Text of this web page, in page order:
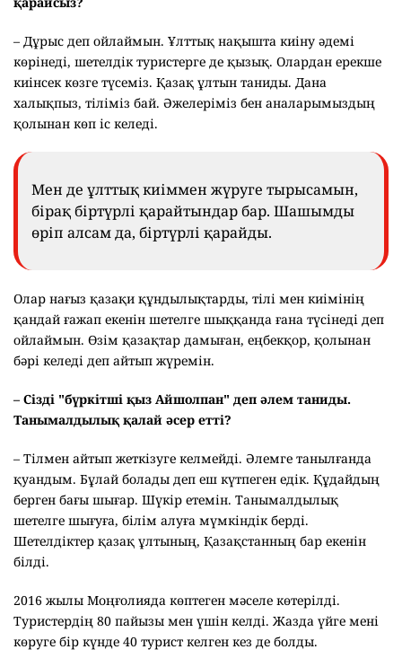
– Дұрыс деп ойлаймын. Ұлттық нақышта киіну әдемі
көрінеді, шетелдік туристерге де қызық. Олардан ерекше
киінсек көзге түсеміз. Қазақ ұлтын таниды. Дана
халықпыз, тіліміз бай. Әжелеріміз бен аналарымыздың
қолынан көп іс келеді.
Мен де ұлттық киіммен жүруге тырысамын,
бірақ біртүрлі қарайтындар бар. Шашымды
өріп алсам да, біртүрлі қарайды.
Олар нағыз қазақи құндылықтарды, тілі мен киімінің
қандай ғажап екенін шетелге шыққанда ғана түсінеді деп
ойлаймын. Өзім қазақтар дамыған, еңбекқор, қолынан
бәрі келеді деп айтып жүремін.
– Сізді "бүркітші қыз Айшолпан" деп әлем таниды.
Танымалдылық қалай әсер етті?
– Тілмен айтып жеткізуге келмейді. Әлемге танылғанда
қуандым. Бұлай болады деп еш күтпеген едік. Құдайдың
берген бағы шығар. Шүкір етемін. Танымалдылық
шетелге шығуға, білім алуға мүмкіндік берді.
Шетелдіктер қазақ ұлтының, Қазақстанның бар екенін
білді.
2016 жылы Моңғолияда көптеген мәселе көтерілді.
Туристердің 80 пайызы мен үшін келді. Жазда үйге мені
көруге бір күнде 40 турист келген кез де болды.